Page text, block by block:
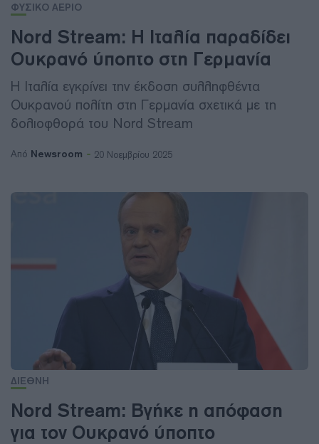
ΦΥΣΙΚΟ ΑΕΡΙΟ
Nord Stream: Η Ιταλία παραδίδει
Ουκρανό ύποπτο στη Γερμανία
Η Ιταλία εγκρίνει την έκδοση συλληφθέντα
Ουκρανού πολίτη στη Γερμανία σχετικά με τη
δολιοφθορά του Nord Stream
Από Newsroom 20 Νοεμβρίου 2025
ΔΙΕΘΝΗ
Nord Stream: Βγήκε η απόφαση
για τον Ουκρανό ύποπτο